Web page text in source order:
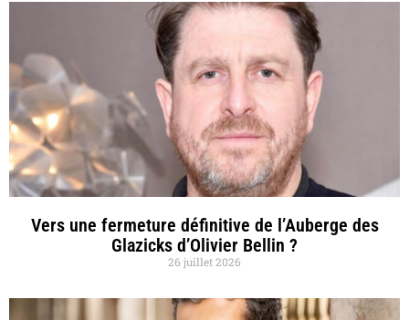
Vers une fermeture définitive de l’Auberge des
Glazicks d’Olivier Bellin ?
26 juillet 2026